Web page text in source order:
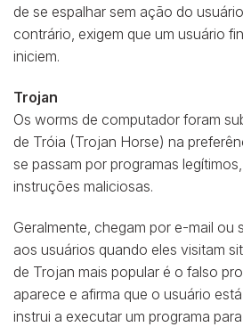
de se espalhar sem ação do
contrário, exigem que um usuário
iniciem.
Trojan
Os worms de computador foram
de Tróia (Trojan Horse) na
se passam por programas
instruções maliciosas.
Geralmente, chegam por e-mail ou
aos usuários quando eles visitam
de Trojan mais popular é o falso
aparece e afirma que o usuário
instrui a executar um programa